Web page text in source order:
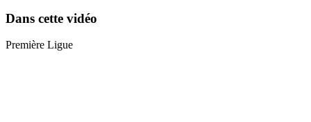
Dans cette vidéo
Première Ligue